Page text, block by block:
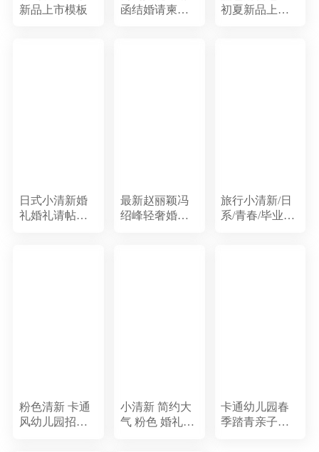
新品上市模板
函结婚请柬玫
初夏新品上市
日式小清新婚
礼婚礼请帖文
最新赵丽颖冯
绍峰轻奢婚礼
旅行小清新/日
系/青春/毕业相
粉色清新 卡通
风幼儿园招生
小清新 简约大
气 粉色 婚礼邀
卡通幼儿园春
季踏青亲子野